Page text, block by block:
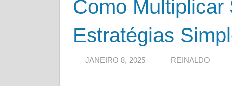
Como Multiplicar
Estratégias
JANEIRO 8, 2025 REINALDO